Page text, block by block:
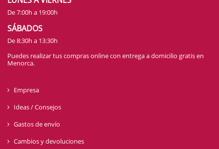
De 7:00h a 19:00h
SÁBADOS
De 8:30h a 13:30h
Puedes realizar tus compras online con entrega a domicilio gratis en
Menorca.
Empresa
Ideas / Consejos
Gastos de envío
Cambios y devoluciones